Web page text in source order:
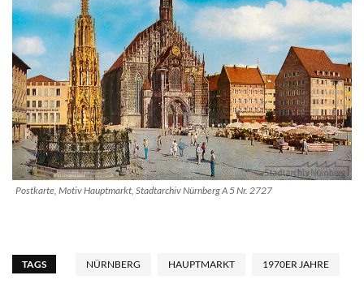
Postkarte, Motiv Hauptmarkt, Stadtarchiv Nürnberg A 5 Nr. 2727
TAGS NÜRNBERG HAUPTMARKT 1970ER JAHRE